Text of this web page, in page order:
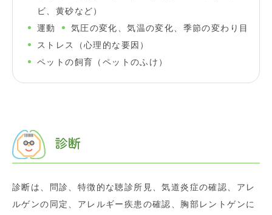
ビ、黄砂など）
運動
気圧の変化、気温の変化、季節の変わり目
ストレス（心理的な要因）
ペットの飼育（ペットのふけ）
診断
診断は、問診、特徴的な聴診所見、気道炎症の確認、アレ
ルゲンの同定、アレルギー疾患の確認、胸部レントゲンに